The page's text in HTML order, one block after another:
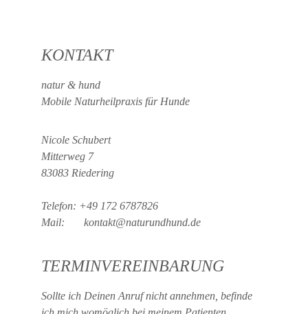
KONTAKT
natur & hund
Mobile Naturheilpraxis für Hunde
Nicole Schubert
Mitterweg 7
83083 Riedering
Telefon: +49 172 6787826
Mail:       kontakt@naturundhund.de
TERMINVEREINBARUNG
Sollte ich Deinen Anruf nicht annehmen, befinde